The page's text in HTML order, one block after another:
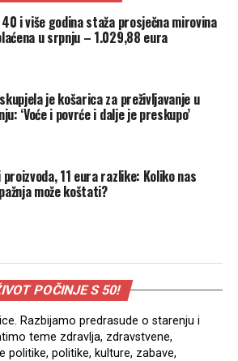
40 i više godina staža prosječna mirovina
u srpnju – 1.029,88 eura
je košarica za preživljavanje u
‘Voće i povrće i dalje je preskupo’
proizvoda, 11 eura razlike: Koliko nas
može koštati?
POČINJE S 50!
Razbijamo predrasude o starenju i
teme zdravlja, zdravstvene,
politike, politike, kulture, zabave,